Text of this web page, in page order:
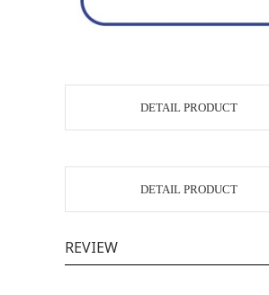
DETAIL PRODUCT
DETAIL PRODUCT
REVIEW